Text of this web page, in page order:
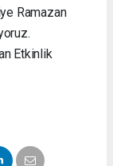
Ramazan
Etkinlik